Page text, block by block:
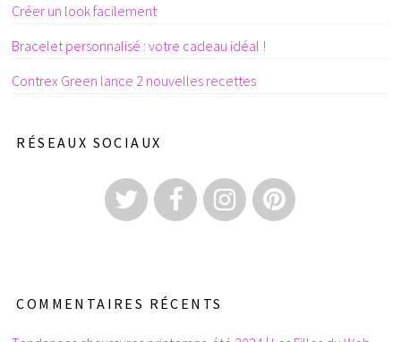
Créer un look facilement
Bracelet personnalisé : votre cadeau idéal !
Contrex Green lance 2 nouvelles recettes
RÉSEAUX SOCIAUX
COMMENTAIRES RÉCENTS